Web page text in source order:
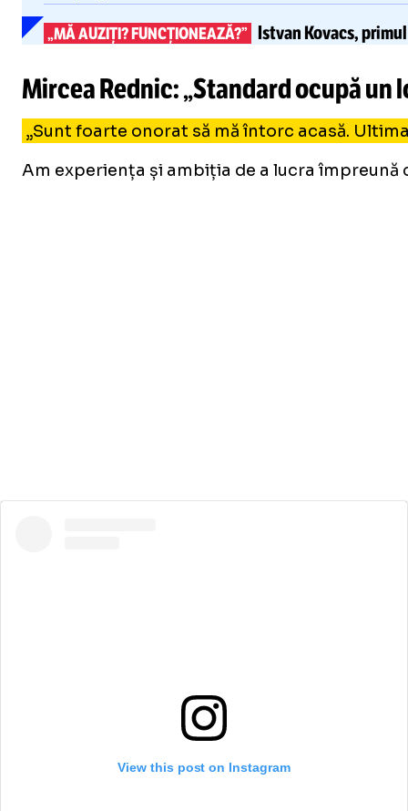
„MĂ AUZIȚI? FUNCȚIONEAZĂ?” Istvan Kovacs,
Mircea Rednic: „Standard ocupă un
„Sunt foarte onorat să mă întorc acasă.
Am experiența și ambiția de a lucra
View this post on Instagram